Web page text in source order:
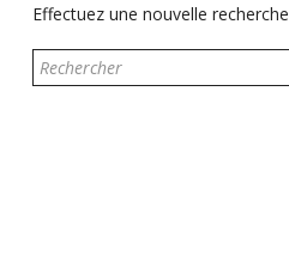
Effectuez une nouvelle recherche